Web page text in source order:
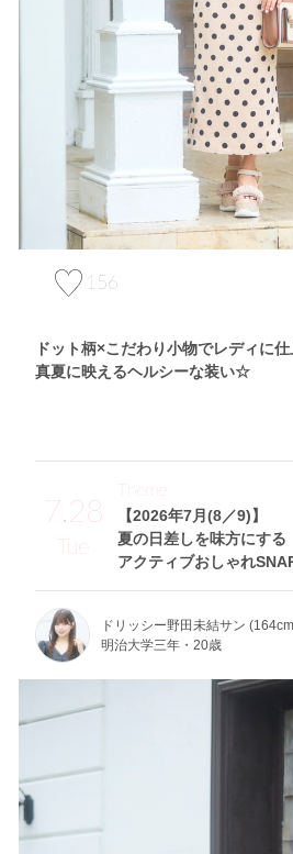
156
ドット柄×こだわり小物でレディに
真夏に映えるヘルシーな装い☆
7.28
Tue
【2026年7月(8／9)】
夏の日差しを味方にする
アクティブおしゃれ
Theme
ドリッシー野田未結サン
明治大学三年・20歳